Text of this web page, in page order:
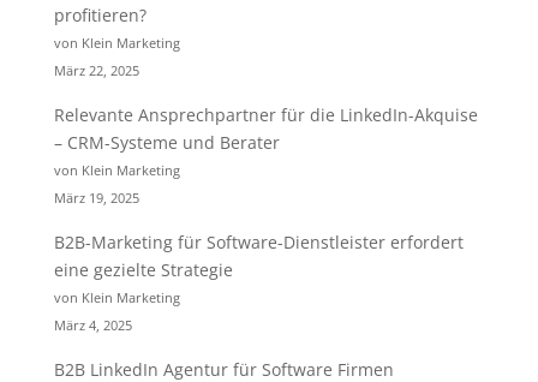
profitieren?
von Klein Marketing
März 22, 2025
Relevante Ansprechpartner für die LinkedIn-Akquise
– CRM-Systeme und Berater
von Klein Marketing
März 19, 2025
B2B-Marketing für Software-Dienstleister erfordert
eine gezielte Strategie
von Klein Marketing
März 4, 2025
B2B LinkedIn Agentur für Software Firmen